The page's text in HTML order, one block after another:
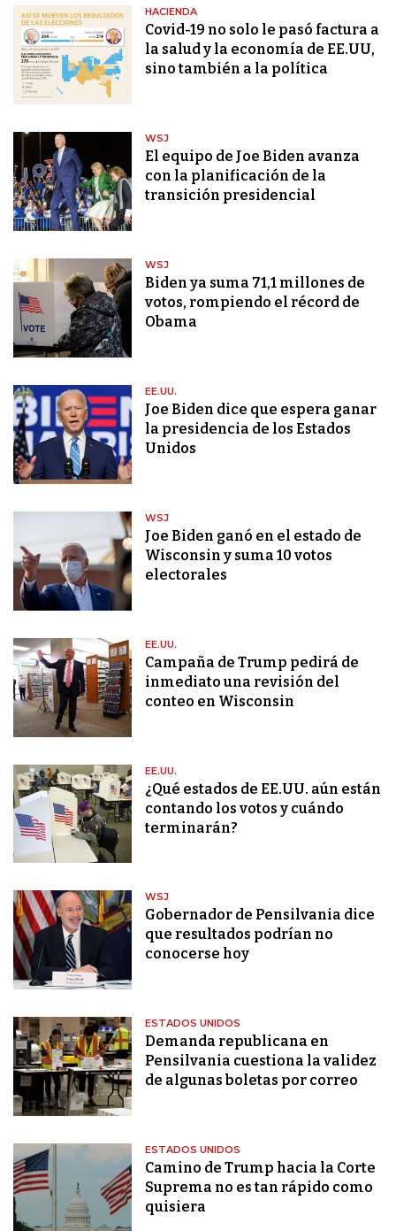
HACIENDA
Covid-19 no solo le pasó factura a
la salud y la economía de EE.UU,
sino también a la política
WSJ
El equipo de Joe Biden avanza
con la planificación de la
transición presidencial
WSJ
Biden ya suma 71,1 millones de
votos, rompiendo el récord de
Obama
EE.UU.
Joe Biden dice que espera ganar
la presidencia de los Estados
Unidos
WSJ
Joe Biden ganó en el estado de
Wisconsin y suma 10 votos
electorales
EE.UU.
Campaña de Trump pedirá de
inmediato una revisión del
conteo en Wisconsin
EE.UU.
¿Qué estados de EE.UU. aún están
contando los votos y cuándo
terminarán?
WSJ
Gobernador de Pensilvania dice
que resultados podrían no
conocerse hoy
ESTADOS UNIDOS
Demanda republicana en
Pensilvania cuestiona la validez
de algunas boletas por correo
ESTADOS UNIDOS
Camino de Trump hacia la Corte
Suprema no es tan rápido como
quisiera